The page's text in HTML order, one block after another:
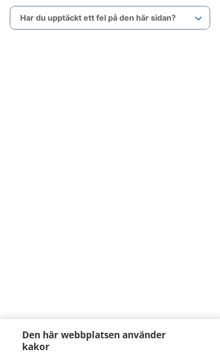
Har du upptäckt ett fel på den här sidan?
Den här webbplatsen använder
kakor